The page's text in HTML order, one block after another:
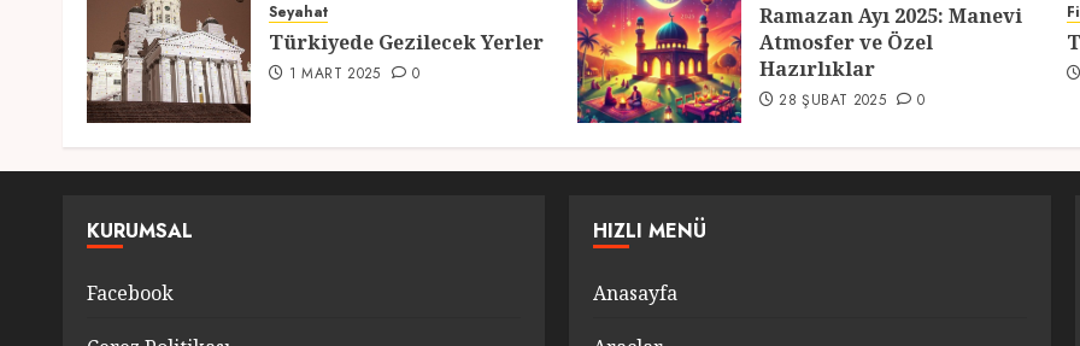
Seyahat
Türkiyede Gezilecek Yerler
1 MART 2025 0
Ramazan Ayı 2025: Manevi
Atmosfer ve Özel
Hazırlıklar
28 ŞUBAT 2025 0
KURUMSAL
Facebook
HIZLI MENÜ
Anasayfa